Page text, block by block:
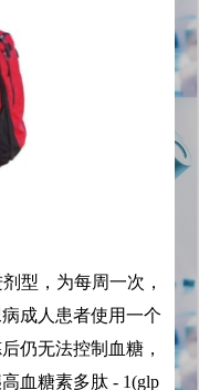
型，为每周一次，
成人患者使用一个
仍无法控制血糖，
血糖素多肽 - 1(glp